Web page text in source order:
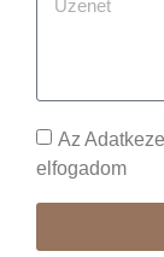
Az
elfogadom